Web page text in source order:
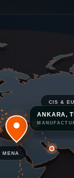
MENA
CIS &
ANKARA,